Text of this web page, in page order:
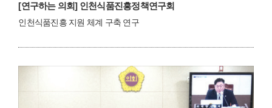
[연구하는 의회]인천식품진흥정책연구회
인천식품진흥 지원 체계 구축 연구